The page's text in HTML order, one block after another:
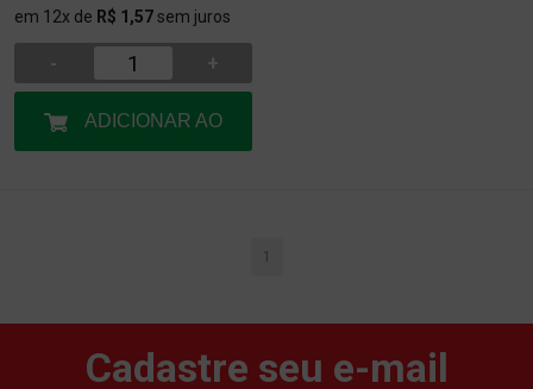
em 12x de R$ 1,57sem juros
- +
1
Cadastre seu e-mail